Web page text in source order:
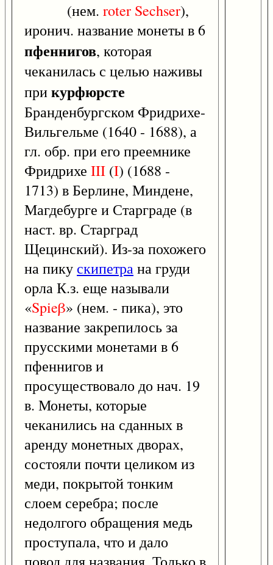
(нем. roter Sechser),
иронич. название монеты в 6
пфеннигов, которая
чеканилась с целью наживы
прикурфюрсте
Бранденбургском Фридрихе-
Вильгельме (1640 - 1688), а
гл. обр. при его преемнике
Фридрихе III (I) (1688 -
1713) в Берлине, Миндене,
Магдебурге и Старграде (в
наст. вр. Старград
Щецинский). Из-за похожего
на пику скипетрана груди
орла К.з. еще называли
«Spieβ» (нем. - пика), это
название закрепилось за
прусскими монетами в 6
пфеннигов и
просуществовало до нач. 19
в. Монеты, которые
чеканились на сданных в
аренду монетных дворах,
состояли почти целиком из
меди, покрытой тонким
слоем серебра; после
недолгого обращения медь
проступала, что и дало